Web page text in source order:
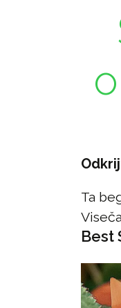
Ta
Best